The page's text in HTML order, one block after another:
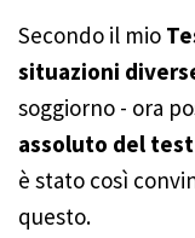
Secondo il mio
situazioni
soggiorno - ora
assoluto del test
è stato così
questo.